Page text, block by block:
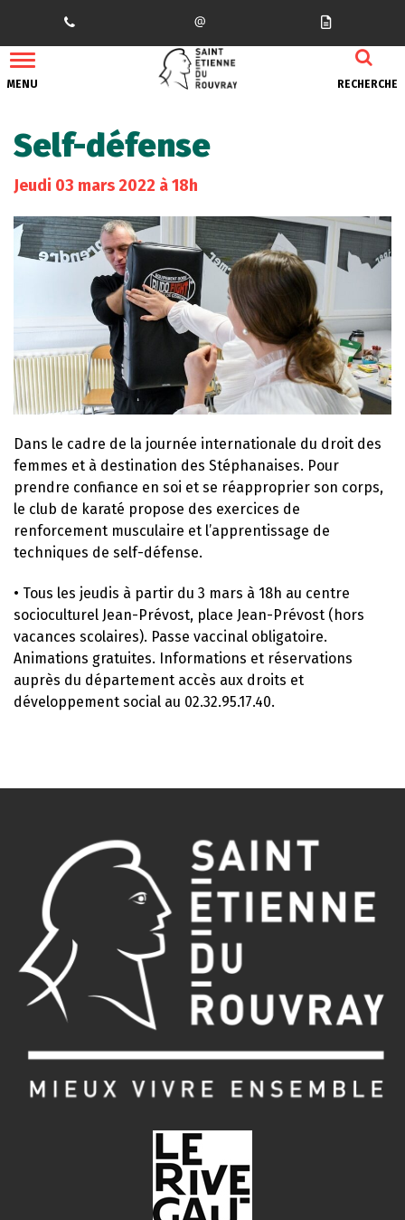
MENU RECHERCHE
Self-défense
Jeudi 03 mars 2022 à 18h
Dans le cadre de la journée internationale du droit des
femmes et à destination des Stéphanaises. Pour
prendre confiance en soi et se réapproprier son corps,
le club de karaté propose des exercices de
renforcement musculaire et l’apprentissage de
techniques de self-défense.
• Tous les jeudis à partir du 3 mars à 18h au centre
socioculturel Jean-Prévost, place Jean-Prévost (hors
vacances scolaires). Passe vaccinal obligatoire.
Animations gratuites. Informations et réservations
auprès du département accès aux droits et
développement social au 02.32.95.17.40.